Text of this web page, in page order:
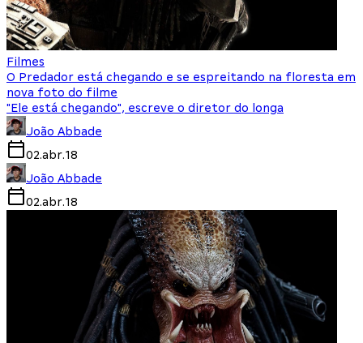
Filmes
O Predador está chegando e se espreitando na floresta em
nova foto do filme
"Ele está chegando", escreve o diretor do longa
João Abbade
02.abr.18
João Abbade
02.abr.18